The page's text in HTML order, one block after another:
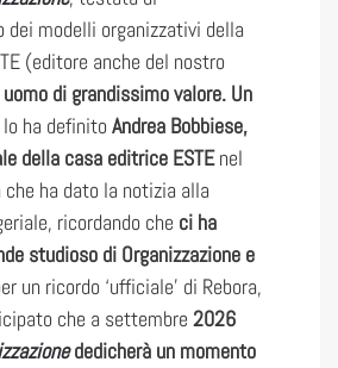
dei modelli organizzativi della
(editore anche del nostro
uomo di grandissimo valore. Un
lo ha definito Andrea Bobbiese,
della casa editrice ESTEnel
ha dato la notizia alla
ricordando che ci ha
studioso di Organizzazione e
un ricordo ‘ufficiale’ di Rebora,
che a settembre 2026
dedicherà un momento